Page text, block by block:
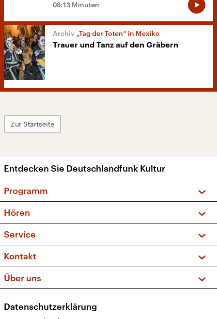
08:13 Minuten
„Tag der Toten“ in Mexiko
Trauer und Tanz auf den Gräbern
Zur Startseite
Entdecken Sie Deutschlandfunk Kultur
Programm
Sendungen und Podcasts
Musikliste
Kakadu – Das Kinderprogramm
Hören
Frequenzen (UKW + DAB+)
Service
FAQ
Apps
Newsletter
Veranstaltungen
Kontakt
Social Media
Über uns
Presse
Datenschutzerklärung